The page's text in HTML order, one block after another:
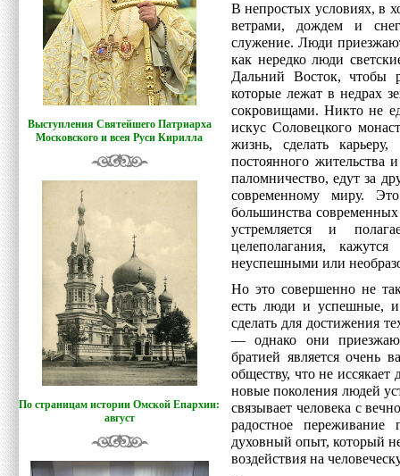
Выступления Святейшего Патриарха
Московского и всея Руси Кирилла
По страницам истории Омской Епархии:
август
В непростых условиях, в
ветрами, дождем и
служение. Люди
как нередко люди
Дальний Восток, чтобы
которые лежат в недрах
сокровищами. Никто не
искус Соловецкого
жизнь, сделать
постоянного жительства
паломничество, едут за
современному миру.
большинства
устремляется и
целеполагания,
неуспешными или
Но это совершенно не
есть люди и успешные, и
сделать для достижения
— однако они
братией является
обществу, что не
новые поколения людей
связывает человека с
радостное переживание
духовный опыт, который
воздействия на